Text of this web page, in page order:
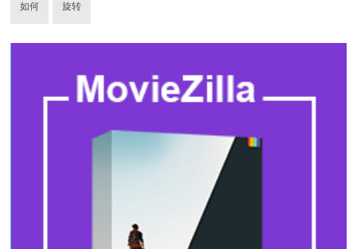
如何 旋转